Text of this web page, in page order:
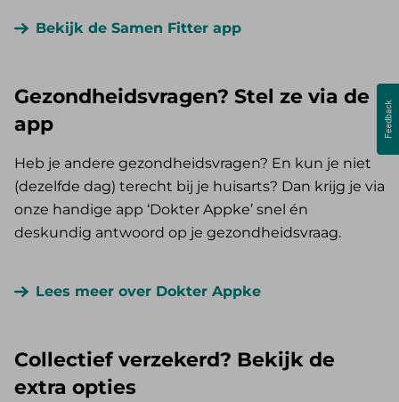
Bekijk de Samen Fitter app
Gezondheidsvragen? Stel ze via de
app
Heb je andere gezondheidsvragen? En kun je niet
(dezelfde dag) terecht bij je huisarts? Dan krijg je via
onze handige app ‘Dokter Appke’ snel én
deskundig antwoord op je gezondheidsvraag.
Lees meer over Dokter Appke
Collectief verzekerd? Bekijk de
extra opties